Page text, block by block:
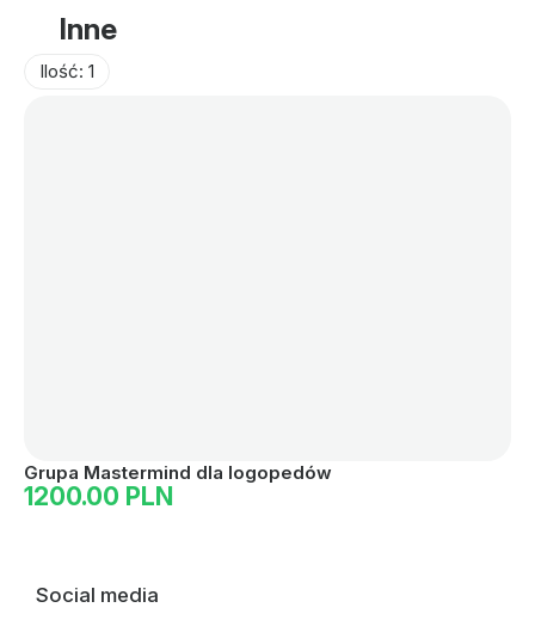
Inne
Ilość: 1
Grupa Mastermind dla logopedów
1200.00 PLN
Social media